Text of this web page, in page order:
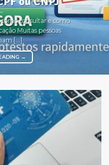
consultar e como
Muitas pessoas
[...]
→